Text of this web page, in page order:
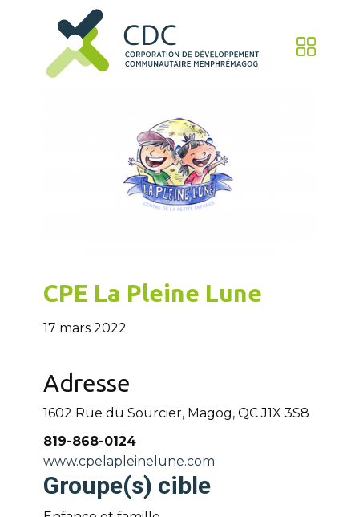
CPE La Pleine Lune
17 mars 2022
Adresse
1602 Rue du Sourcier, Magog, QCJ1X 3S8
819-868-0124
www.cpelapleinelune.com
Groupe(s) cible